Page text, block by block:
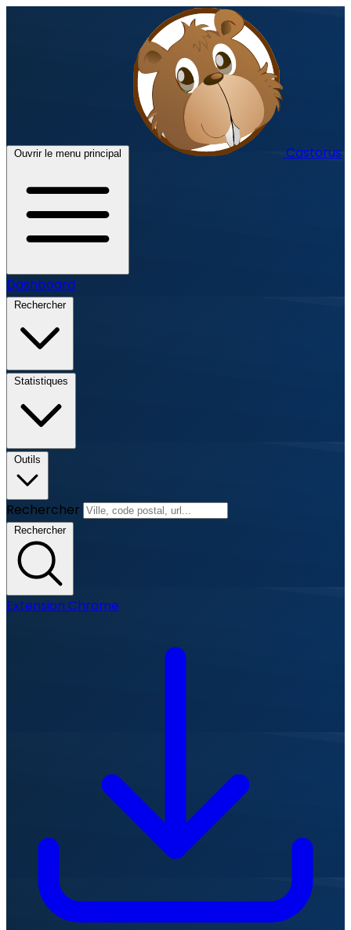
Ouvrir le menu principal Castorus
Dashboard
Rechercher
Statistiques
Outils
Rechercher
Rechercher
Extension Chrome